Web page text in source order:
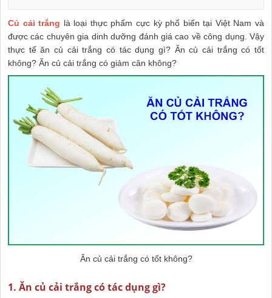
Củ cải trắng là loại thực phẩm cực kỳ phổ biến tại Việt Nam và
được các chuyên gia dinh dưỡng đánh giá cao về công dụng. Vậy
thực tế ăn củ cải trắng có tác dụng gì? Ăn củ cải trắng có tốt
không? Ăn củ cải trắng có giảm cân không?
Ăn củ cải trắng có tốt không?
1. Ăn củ cải trắng có tác dụng gì?